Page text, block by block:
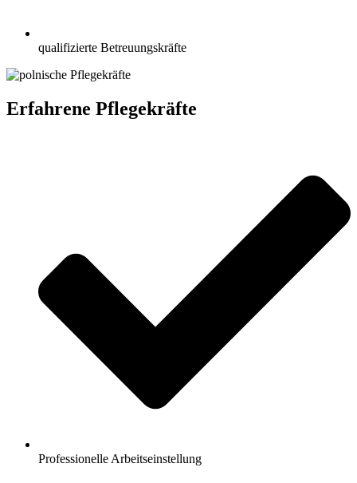
qualifizierte Betreuungskräfte
Erfahrene Pflegekräfte
Professionelle Arbeitseinstellung